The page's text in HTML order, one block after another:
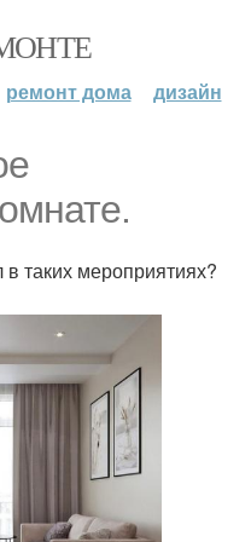
ремонт дома дизайн
таких мероприятиях?